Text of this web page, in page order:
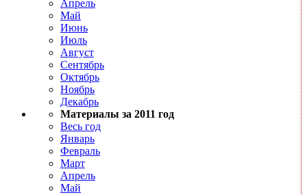
Апрель
Май
Июнь
Июль
Август
Сентябрь
Октябрь
Ноябрь
Декабрь
Материалы за 2011 год
Весь год
Январь
Февраль
Март
Апрель
Май